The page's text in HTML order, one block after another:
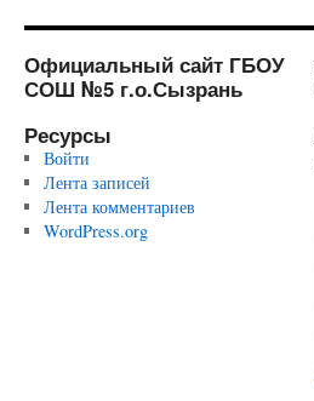
Официальный сайт ГБОУ
СОШ №5 г.о.Сызрань
Ресурсы
Войти
Лента записей
Лента комментариев
WordPress.org